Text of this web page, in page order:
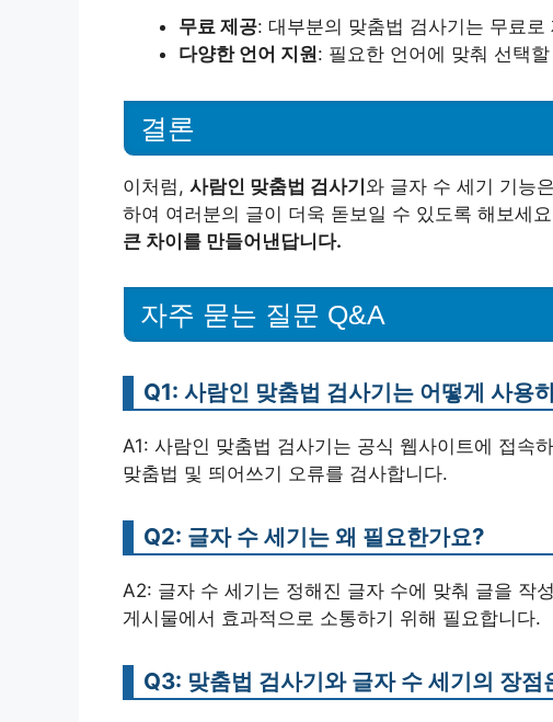
무료 제공: 대부분의 맞춤법 검사기는 무료
다양한 언어 지원: 필요한 언어에 맞춰 선택
결론
이처럼, 사람인 맞춤법 검사기와 글자 수 세기 기능
하여 여러분의 글이 더욱 돋보일 수 있도록 해보세
큰 차이를 만들어낸답니다.
자주 묻는 질문 Q&A
Q1: 사람인 맞춤법 검사기는 어떻게 사용
A1: 사람인 맞춤법 검사기는 공식 웹사이트에 접속
맞춤법 및 띄어쓰기 오류를 검사합니다.
Q2: 글자 수 세기는 왜 필요한가요?
A2: 글자 수 세기는 정해진 글자 수에 맞춰 글을 작
게시물에서 효과적으로 소통하기 위해 필요합니다.
Q3: 맞춤법 검사기와 글자 수 세기의 장점